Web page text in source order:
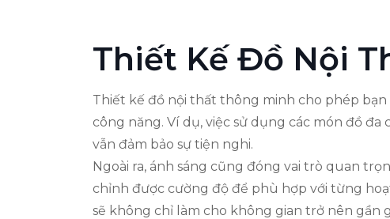
Thiết Kế Đồ Nội
Thiết kế đồ nội thất thông minh cho phép
công năng. Ví dụ, việc sử dụng các món đồ
vẫn đảm bảo sự tiện nghi.
Ngoài ra, ánh sáng cũng đóng vai trò quan
chỉnh được cường độ để phù hợp với từng
sẽ không chỉ làm cho không gian trở nên gần